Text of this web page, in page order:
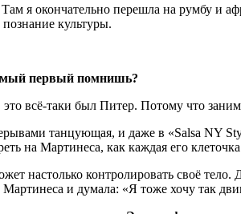
я окончательно перешла на румбу и
культуры.
первый помнишь?
всё-таки был Питер. Потому что
танцующая, и даже в «Salsa NY
на Мартинеса, как каждая его
настолько контролировать своё
и думала: «Я тоже хочу так